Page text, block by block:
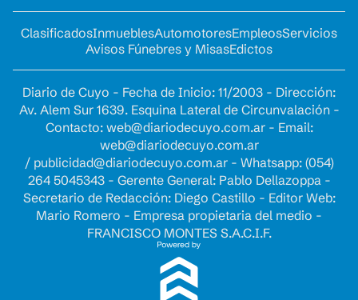
ClasificadosInmueblesAutomotoresEmpleosServicios
Avisos Fúnebres y MisasEdictos
Diario de Cuyo - Fecha de Inicio: 11/2003 - Dirección:
Av. Alem Sur 1639. Esquina Lateral de Circunvalación -
Contacto: web@diariodecuyo.com.ar- Email:
web@diariodecuyo.com.ar
/ publicidad@diariodecuyo.com.ar- Whatsapp: (054)
264 5045343 - Gerente General: Pablo Dellazoppa -
Secretario de Redacción: Diego Castillo - Editor Web:
Mario Romero - Empresa propietaria del medio -
FRANCISCO MONTES S.A.C.I.F.